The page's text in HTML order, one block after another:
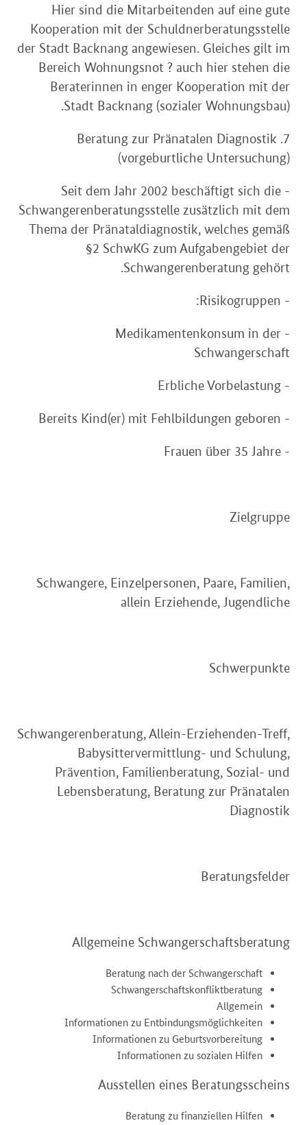
Hier sind die Mitarbeitenden auf eine gute
Kooperation mit der Schuldnerberatungsstelle
der Stadt Backnang angewiesen. Gleiches gilt im
Bereich Wohnungsnot ? auch hier stehen die
Beraterinnen in enger Kooperation mit der
Stadt Backnang (sozialer Wohnungsbau).
7. Beratung zur Pränatalen Diagnostik
(vorgeburtliche Untersuchung)
- Seit dem Jahr 2002 beschäftigt sich die
Schwangerenberatungsstelle zusätzlich mit dem
Thema der Pränataldiagnostik, welches gemäß
§2 SchwKG zum Aufgabengebiet der
Schwangerenberatung gehört.
- Risikogruppen:
- Medikamentenkonsum in der
Schwangerschaft
- Erbliche Vorbelastung
- Bereits Kind(er) mit Fehlbildungen geboren
- Frauen über 35 Jahre
Zielgruppe
Schwangere, Einzelpersonen, Paare, Familien,
allein Erziehende, Jugendliche
Schwerpunkte
Schwangerenberatung, Allein-Erziehenden-Treff,
Babysittervermittlung- und Schulung,
Prävention, Familienberatung, Sozial- und
Lebensberatung, Beratung zur Pränatalen
Diagnostik
Beratungsfelder
Allgemeine Schwangerschaftsberatung
Beratung nach der Schwangerschaft
Schwangerschaftskonfliktberatung
Allgemein
Informationen zu Entbindungsmöglichkeiten
Informationen zu Geburtsvorbereitung
Informationen zu sozialen Hilfen
Ausstellen eines Beratungsscheins
Beratung zu finanziellen Hilfen